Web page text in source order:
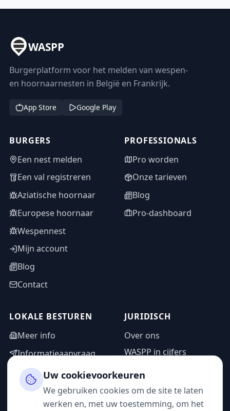
WASPP
Burgerplatform voor het melden van wespen-
en hoornaarnesten in België en Frankrijk.
App Store Google Play
BURGERS
Een nest melden
Een val registreren
Aziatische hoornaar
Europese hoornaar
Wespennest
Mijn account
Blog
Contact
PROFESSIONALS
Pro worden
Onze tarieven
Blog
Pro-dashboard
LOKALE BESTUREN
Meer info
Informatieaanvraag
Adminzone
JURIDISCH
Over ons
WASPP in cijfers
Privacybeleid
Gebruiksvoorwaarden
Uw cookievoorkeuren
We gebruiken cookies om de site te laten
werken en, met uw toestemming, om het